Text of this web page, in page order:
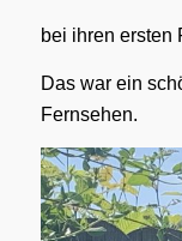
bei ihren ersten
Das war ein
Fernsehen.